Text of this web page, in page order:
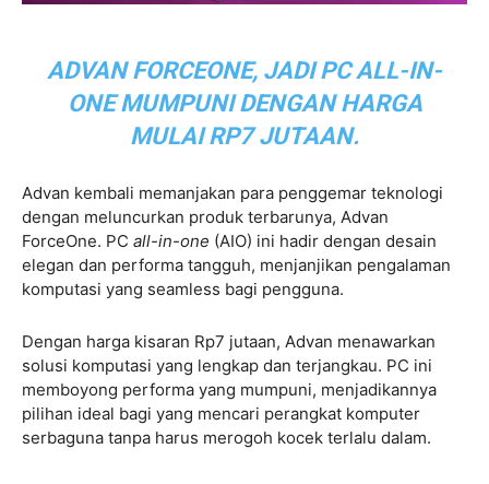
ADVAN FORCEONE, JADI PC ALL-IN-
ONE MUMPUNI DENGAN HARGA
MULAI RP7 JUTAAN.
Advan kembali memanjakan para penggemar teknologi
dengan meluncurkan produk terbarunya, Advan
ForceOne. PC all-in-one (AIO) ini hadir dengan desain
elegan dan performa tangguh, menjanjikan pengalaman
komputasi yang seamless bagi pengguna.
Dengan harga kisaran Rp7 jutaan, Advan menawarkan
solusi komputasi yang lengkap dan terjangkau. PC ini
memboyong performa yang mumpuni, menjadikannya
pilihan ideal bagi yang mencari perangkat komputer
serbaguna tanpa harus merogoh kocek terlalu dalam.